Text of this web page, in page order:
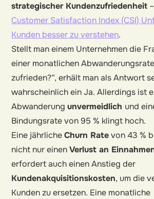
strategischer Kundenzufriedenheit
Customer Satisfaction Index (CSI)
Kunden besser zu verstehen.
Stellt man einem Unternehmen die
einer monatlichen
zufrieden?“, erhält man als Antwort
wahrscheinlich ein Ja. Allerdings ist
Abwanderungunvermeidlich und
Bindungsrate von 95 % klingt hoch.
Eine jährlicheChurn Ratevon 43 %
nicht nur einenVerlust an
erfordert auch einen Anstieg der
Kundenakquisitionskosten, um die
Kunden zu ersetzen. Eine monatliche